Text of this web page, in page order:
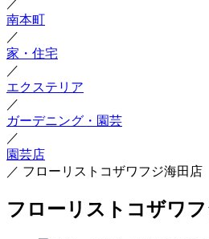
／
南本町
／
家・住宅
／
エクステリア
／
ガーデニング・園芸
／
園芸店
／ フローリストコザワフジ海田店
フローリストコザワ